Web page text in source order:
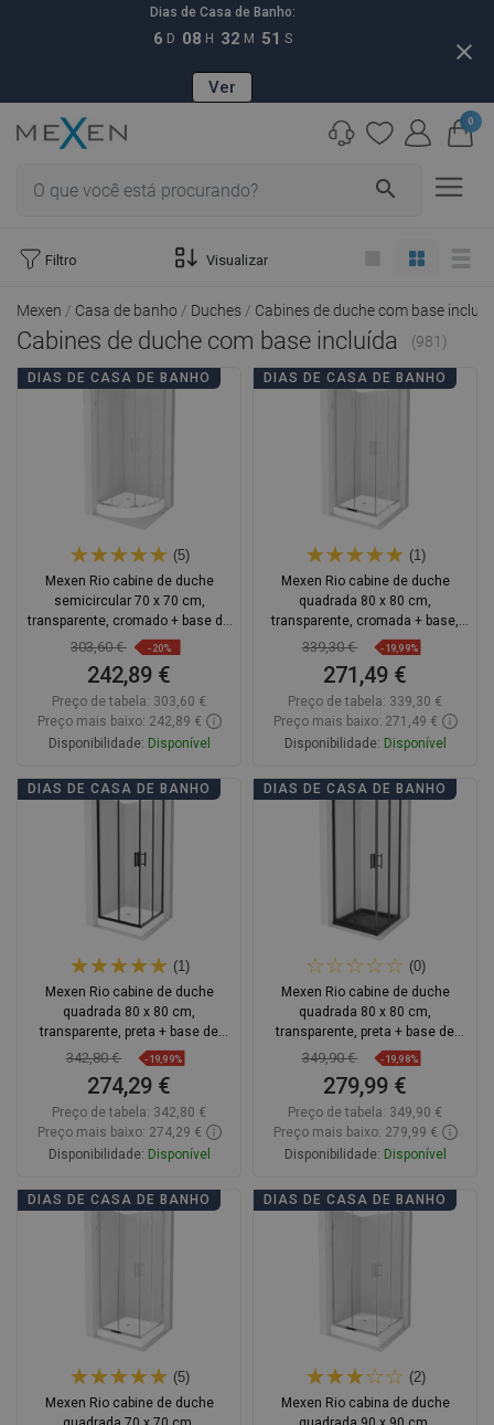
Dias de Casa de Banho:
6 D 08 H 32 M 49 S
Ver
close
search
0
Filtro Visualizar
Mexen Casa de banho Duches Cabines de duche com base
Cabines de duche com base incluída (981)
DIAS DE CASA DE BANHO
(5)
Mexen Rio cabine de duche
semicircular 70 x 70 cm,
transparente, cromado + base de
chuveiro, branco - 863-070-070-01-
303,60 € -20%
242,89 €
Preço de tabela: 303,60 €
Preço mais baixo: 242,89 €
Disponibilidade: Disponível
Adicionar
DIAS DE CASA DE BANHO
(1)
Mexen Rio cabine de duche
quadrada 80 x 80 cm,
transparente, cromada + base,
branco - 860-080-080-01-00-4510
339,30 € -19,99%
271,49 €
Preço de tabela: 339,30 €
Preço mais baixo: 271,49 €
Disponibilidade: Disponível
Adicionar
DIAS DE CASA DE BANHO
(1)
Mexen Rio cabine de duche
quadrada 80 x 80 cm,
transparente, preta + base de
duche, branca - 860-080-080-70-
342,80 € -19,99%
274,29 €
Preço de tabela: 342,80 €
Preço mais baixo: 274,29 €
Disponibilidade: Disponível
Adicionar
DIAS DE CASA DE BANHO
(0)
Mexen Rio cabine de duche
quadrada 80 x 80 cm,
transparente, preta + base de
duche Flat, preta - 860-080-080-70-
349,90 € -19,98%
279,99 €
Preço de tabela: 349,90 €
Preço mais baixo: 279,99 €
Disponibilidade: Disponível
Adicionar
DIAS DE CASA DE BANHO
(5)
Mexen Rio cabine de duche
DIAS DE CASA DE BANHO
(2)
Mexen Rio cabina de duche